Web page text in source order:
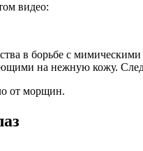
видео:
в борьбе с
на нежную кожу.
от морщин.